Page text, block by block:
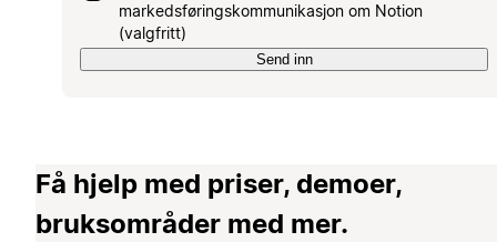
markedsføringskommunikasjon om Notion
(valgfritt)
Send inn
Få hjelp med priser, demoer,
bruksområder med mer.